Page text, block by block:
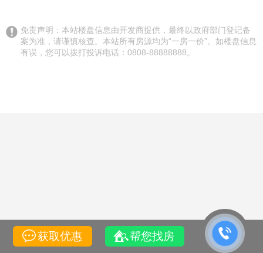
免责声明：本站楼盘信息由开发商提供，最终以政府部门登记备
案为准，请谨慎核查。本站所有房源均为“一房一价”。如楼盘信息
有误，您可以拨打投诉电话：0808-88888888。
获取优惠 帮您找房